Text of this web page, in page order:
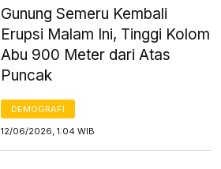
Gunung Semeru Kembali
Erupsi Malam Ini, Tinggi Kolom
Abu 900 Meter dari Atas
Puncak
DEMOGRAFI
12/06/2026, 1:04 WIB